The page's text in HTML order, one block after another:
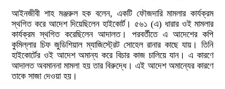
আইনজীবী শাহ মঞ্জরুল হক বলেন, একটি ফৌজদারি মামলার কার্যক্রম
স্থগিত করে আদেশ দিয়েছিলেন হাইকোর্ট। ৫৬১ (এ) ধারার ওই মামলার
কার্যক্রম স্থগিত করেছিলেন আদালত। পরবর্তীতে এ আদেশের কপি
কুমিল্লার চিফ জুডিশিয়াল ম্যাজিস্ট্রেট সোহেল রানার কাছে যায়। তিনি
হাইকোর্টের ওই আদেশ অমান্য করে বিচার কাজ চালিয়ে যান। এ কারণে
আদালত অবমাননা মামলা হয় তার বিরুদ্ধে। এই আদেশ অমান্যের কারণে
তাকে সাজা দেওয়া হয়।